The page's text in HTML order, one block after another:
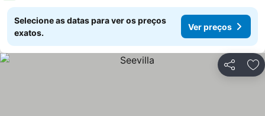
Selecione as datas para ver os preços
exatos.
Ver preços
Partilhar